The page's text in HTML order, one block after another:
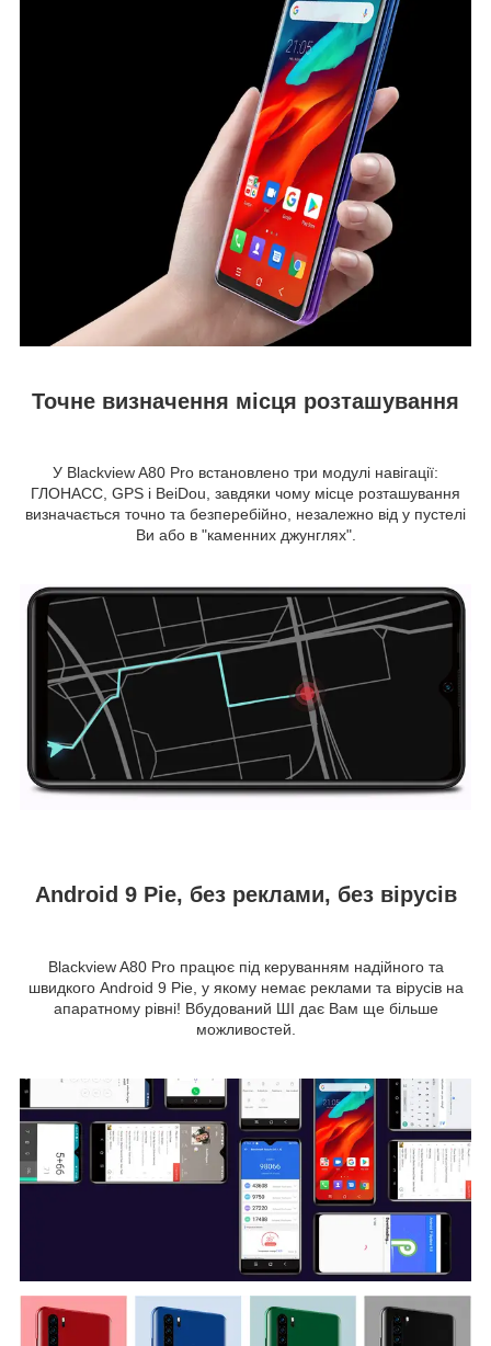
Точне визначення місця розташування
У Blackview A80 Pro встановлено три модулі навігації:
ГЛОНАСС, GPS і BeiDou, завдяки чому місце розташування
визначається точно та безперебійно, незалежно від у пустелі
Ви або в "каменних джунглях".
Android 9 Pie, без реклами, без вірусів
Blackview A80 Pro працює під керуванням надійного та
швидкого Android 9 Pie, у якому немає реклами та вірусів на
апаратному рівні! Вбудований ШІ дає Вам ще більше
можливостей.